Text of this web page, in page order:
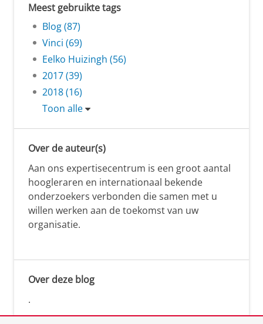
Meest gebruikte tags
Blog (87)
Vinci (69)
Eelko Huizingh (56)
2017 (39)
2018 (16)
Toon alle
Over de auteur(s)
Aan ons expertisecentrum is een groot aantal
hoogleraren en internationaal bekende
onderzoekers verbonden die samen met u
willen werken aan de toekomst van uw
organisatie.
Over deze blog
.